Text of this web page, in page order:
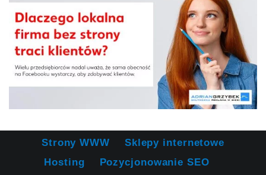
Strony WWW
Sklepy internetowe
Hosting
Pozycjonowanie SEO